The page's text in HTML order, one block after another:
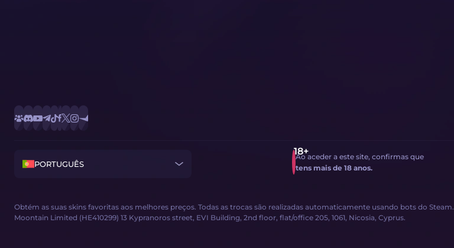
Obtém as suas skins favoritas aos melhores preços. Todas as trocas são realizadas automaticamente usando bots do Steam.
Moontain Limited (HE410299) 13 Kypranoros street, EVI Building, 2nd floor, flat/office 205, 1061, Nicosia, Cyprus.
PORTUGUÊS
Ao aceder a este site, confirmas que
tens mais de 18 anos.